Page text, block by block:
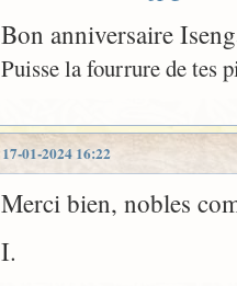
Bon anniversaire
Puisse la fourrure de tes
17-01-2024 16:22
Merci bien, nobles
I.